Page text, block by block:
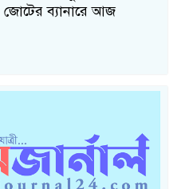
জোটের ব্যানারে আজ